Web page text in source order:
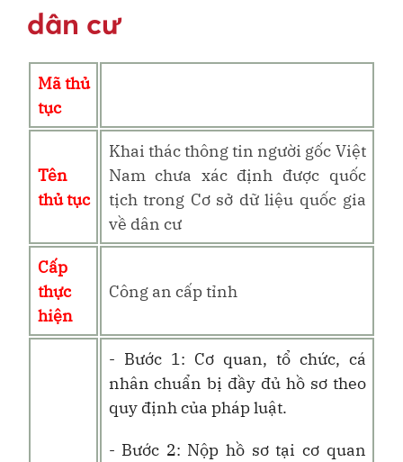
dân cư
Mã thủ
tục
Tên
thủ tục
Khai thác thông tin người gốc Việt
Nam chưa xác định được quốc
tịch trong Cơ sở dữ liệu quốc gia
về dân cư
Cấp
thực
hiện
Công an cấp tỉnh
- Bước 1: Cơ quan, tổ chức, cá
nhân chuẩn bị đầy đủ hồ sơ theo
quy định của pháp luật.
- Bước 2: Nộp hồ sơ tại cơ quan